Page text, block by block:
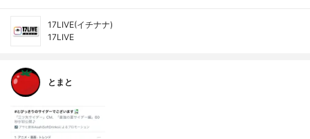
17LIVE(イチナナ)
17LIVE
とまと